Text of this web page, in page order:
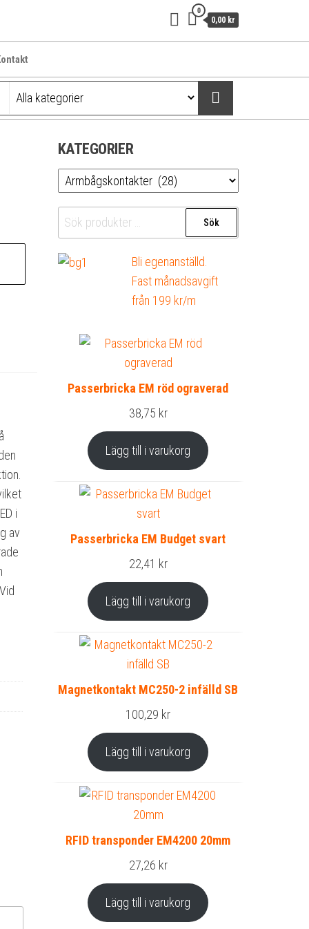
0
0,00 kr
i
av
KATEGORIER
Sök
efter:
Sök
Bli egenanställd.
Fast månadsavgift
från 199 kr/m
Passerbricka EM röd ograverad
38,75 kr
Lägg till i varukorg
Passerbricka EM Budget svart
22,41 kr
Lägg till i varukorg
Magnetkontakt MC250-2 infälld SB
100,29 kr
Lägg till i varukorg
RFID transponder EM4200 20mm
27,26 kr
Lägg till i varukorg